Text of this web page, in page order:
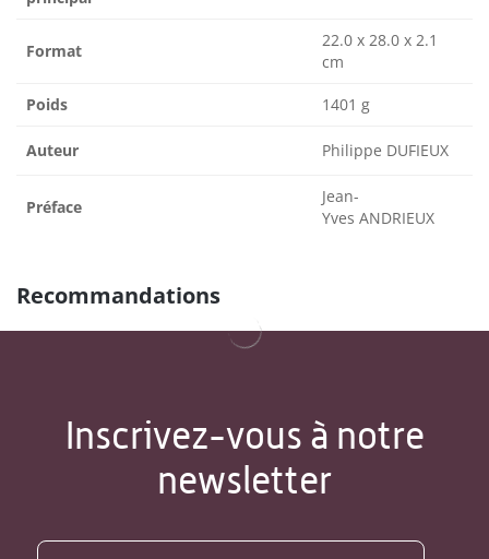
Format
22.0 x 28.0 x 2.1
cm
Poids 1401 g
Auteur Philippe DUFIEUX
Préface
Jean-
Yves ANDRIEUX
Recommandations
Inscrivez-vous à notre
newsletter